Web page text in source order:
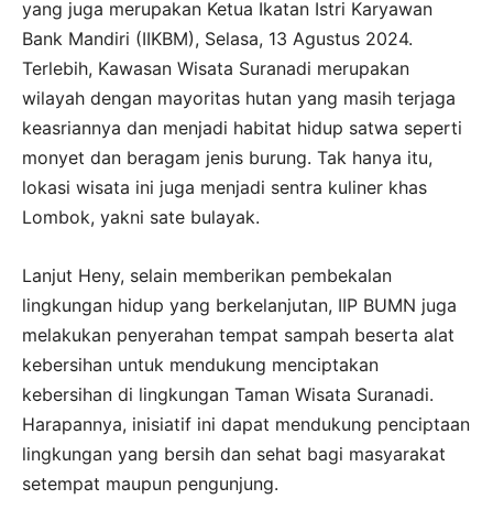
yang juga merupakan Ketua Ikatan Istri Karyawan
Bank Mandiri (IIKBM), Selasa, 13 Agustus 2024.
Terlebih, Kawasan Wisata Suranadi merupakan
wilayah dengan mayoritas hutan yang masih terjaga
keasriannya dan menjadi habitat hidup satwa seperti
monyet dan beragam jenis burung. Tak hanya itu,
lokasi wisata ini juga menjadi sentra kuliner khas
Lombok, yakni sate bulayak.
Lanjut Heny, selain memberikan pembekalan
lingkungan hidup yang berkelanjutan, IIP BUMN juga
melakukan penyerahan tempat sampah beserta alat
kebersihan untuk mendukung menciptakan
kebersihan di lingkungan Taman Wisata Suranadi.
Harapannya, inisiatif ini dapat mendukung penciptaan
lingkungan yang bersih dan sehat bagi masyarakat
setempat maupun pengunjung.